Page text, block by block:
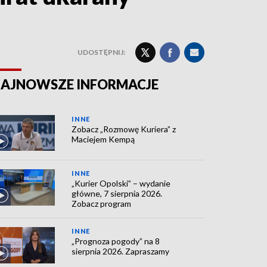
UDOSTĘPNIJ:
INFORMACJE
INNE
Zobacz „Rozmowę Kuriera” z
Maciejem Kempą
INNE
„Kurier Opolski” – wydanie
główne, 7 sierpnia 2026.
Zobacz program
INNE
„Prognoza pogody” na 8
sierpnia 2026. Zapraszamy